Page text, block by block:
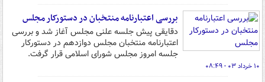
بررسی اعتبارنامه منتخبان در دستورکار مجلس
دقایقی پیش جلسه علنی مجلس آغاز شد و بررسی
اعتبارنامه منتخبان مجلس دوازدهم در دستورکار
جلسه امروز مجلس شورای اسلامی قرار گرفت.
۱۰ خرداد ۰۳ - ۰۸:۴۹